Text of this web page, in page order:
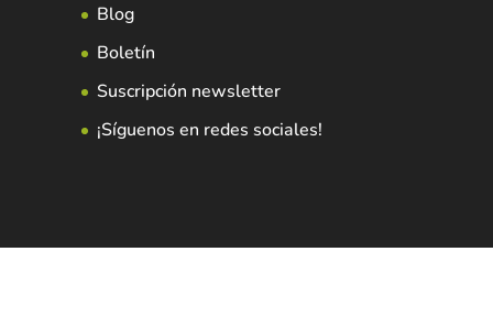
Blog
Boletín
Suscripción newsletter
¡Síguenos en redes sociales!